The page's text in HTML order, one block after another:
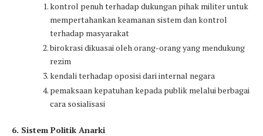
kontrol penuh terhadap dukungan pihak militer untuk
mempertahankan keamanan sistem dan kontrol
terhadap masyarakat
birokrasi dikuasai oleh orang-orang yang mendukung
rezim
kendali terhadap oposisi dari internal negara
pemaksaan kepatuhan kepada publik melalui berbagai
cara sosialisasi
6. Sistem Politik Anarki